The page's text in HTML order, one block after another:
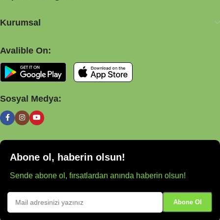
Kurumsal
Avalible On:
Sosyal Medya:
Abone ol, haberin olsun!
Sende abone ol, fırsatlardan anında haberin olsun!